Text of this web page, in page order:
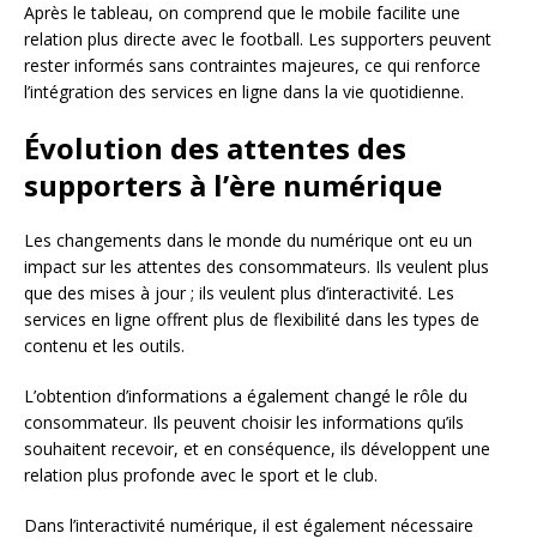
Après le tableau, on comprend que le mobile facilite une
relation plus directe avec le football. Les supporters peuvent
rester informés sans contraintes majeures, ce qui renforce
l’intégration des services en ligne dans la vie quotidienne.
Évolution des attentes des
supporters à l’ère numérique
Les changements dans le monde du numérique ont eu un
impact sur les attentes des consommateurs. Ils veulent plus
que des mises à jour ; ils veulent plus d’interactivité. Les
services en ligne offrent plus de flexibilité dans les types de
contenu et les outils.
L’obtention d’informations a également changé le rôle du
consommateur. Ils peuvent choisir les informations qu’ils
souhaitent recevoir, et en conséquence, ils développent une
relation plus profonde avec le sport et le club.
Dans l’interactivité numérique, il est également nécessaire